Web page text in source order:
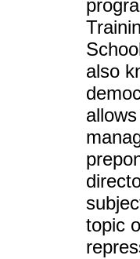
also
topic